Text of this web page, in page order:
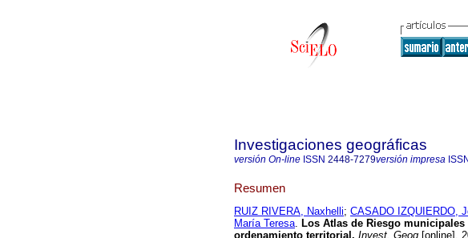
Investigaciones geográficas
versión On-line ISSN 2448-7279versión impresa ISSN
Resumen
RUIZ RIVERA, Naxhelli; CASADO IZQUIERDO,
María Teresa. Los Atlas de Riesgo
ordenamiento territorial. Invest. Geog [online].